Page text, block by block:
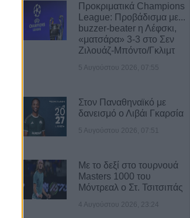
Προκριματικά Champions
League: Προβάδισμα με...
buzzer-beater η Λέφσκι,
«ματσάρα» 3-3 στο Σεν
Ζιλουάζ-Μπόντο/Γκλιμτ
5 Αυγούστου 2026, 07:55
Στον Παναθηναϊκό με
δανεισμό ο Λιβάι Γκαρσία
5 Αυγούστου 2026, 07:51
Με το δεξί στο τουρνουά
Masters 1000 του
Μόντρεαλ ο Στ. Τσιτσιπάς
4 Αυγούστου 2026, 23:24